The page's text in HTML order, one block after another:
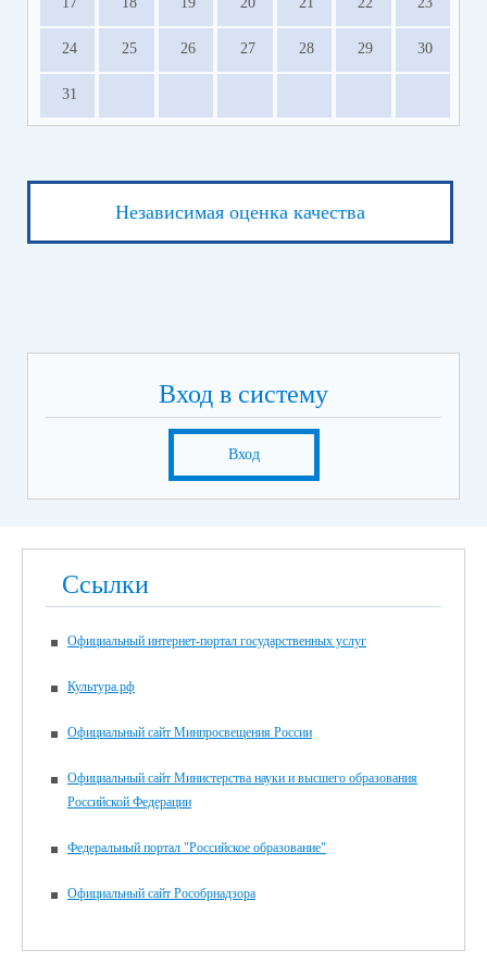
24 25 26 27 28 29 30
31
Независимая оценка качества
Вход в систему
Вход
Ссылки
Официальный интернет-портал государственных услуг
Культура.рф
Официальный сайт Минпросвещения России
Официальный сайт Министерства науки и высшего образования
Российской Федерации
Федеральный портал "Российское образование"
Официальный сайт Рособрнадзора